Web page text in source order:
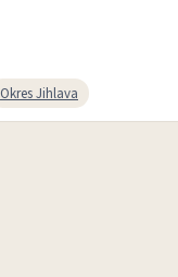
OkresJihlava